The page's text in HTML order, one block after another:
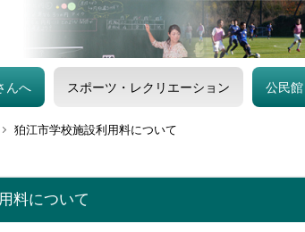
んへ スポーツ・レクリエーション 公民館
狛江市学校施設利用料について
料について